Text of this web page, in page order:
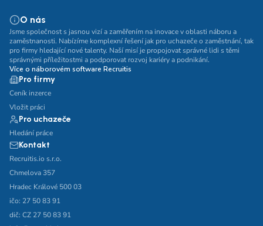
O nás
Jsme společnost s jasnou vizí a zaměřením na inovace v oblasti náboru a
zaměstnanosti. Nabízíme komplexní řešení jak pro uchazeče o zaměstnání, tak
pro firmy hledající nové talenty. Naší misí je propojovat správné lidi s těmi
správnými příležitostmi a podporovat rozvoj kariéry a podnikání.
Více o náborovém software Recruitis
Pro firmy
Ceník inzerce
Vložit práci
Pro uchazeče
Hledání práce
Kontakt
Recruitis.io s.r.o.
Chmelova 357
Hradec Králové 500 03
ičo: 27 50 83 91
dič: CZ 27 50 83 91